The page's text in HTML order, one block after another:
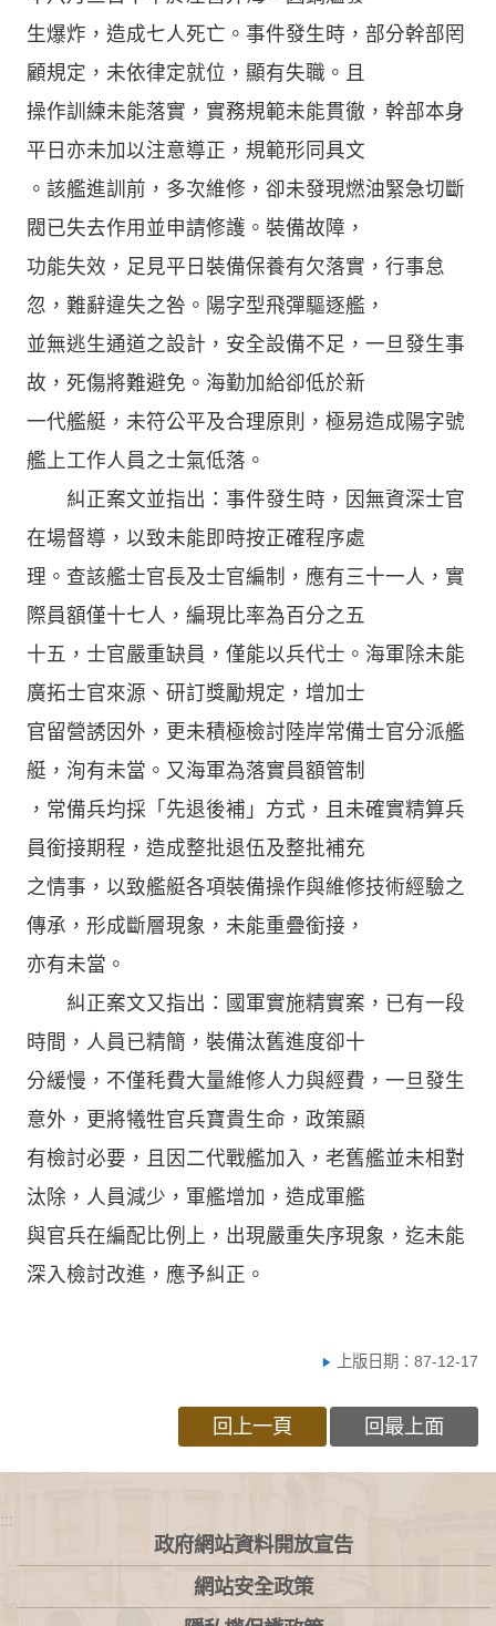
生爆炸，造成七人死亡。事件發生時，部分幹部罔
顧規定，未依律定就位，顯有失職。且
操作訓練未能落實，實務規範未能貫徹，幹部本身
平日亦未加以注意導正，規範形同具文
。該艦進訓前，多次維修，卻未發現燃油緊急切斷
閥已失去作用並申請修護。裝備故障，
功能失效，足見平日裝備保養有欠落實，行事怠
忽，難辭違失之咎。陽字型飛彈驅逐艦，
並無逃生通道之設計，安全設備不足，一旦發生事
故，死傷將難避免。海勤加給卻低於新
一代艦艇，未符公平及合理原則，極易造成陽字號
艦上工作人員之士氣低落。
糾正案文並指出：事件發生時，因無資深士官
在場督導，以致未能即時按正確程序處
理。查該艦士官長及士官編制，應有三十一人，實
際員額僅十七人，編現比率為百分之五
十五，士官嚴重缺員，僅能以兵代士。海軍除未能
廣拓士官來源、研訂獎勵規定，增加士
官留營誘因外，更未積極檢討陸岸常備士官分派艦
艇，洵有未當。又海軍為落實員額管制
，常備兵均採「先退後補」方式，且未確實精算兵
員銜接期程，造成整批退伍及整批補充
之情事，以致艦艇各項裝備操作與維修技術經驗之
傳承，形成斷層現象，未能重疊銜接，
亦有未當。
糾正案文又指出：國軍實施精實案，已有一段
時間，人員已精簡，裝備汰舊進度卻十
分緩慢，不僅秏費大量維修人力與經費，一旦發生
意外，更將犧牲官兵寶貴生命，政策顯
有檢討必要，且因二代戰艦加入，老舊艦並未相對
汰除，人員減少，軍艦增加，造成軍艦
與官兵在編配比例上，出現嚴重失序現象，迄未能
深入檢討改進，應予糾正。
上版日期：87-12-17
回上一頁 回最上面
:::
政府網站資料開放宣告
網站安全政策